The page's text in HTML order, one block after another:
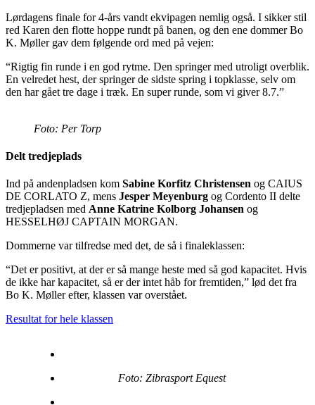
Lørdagens finale for 4-års vandt ekvipagen nemlig også. I sikker stil
red Karen den flotte hoppe rundt på banen, og den ene dommer Bo
K. Møller gav dem følgende ord med på vejen:
“Rigtig fin runde i en god rytme. Den springer med utroligt overblik.
En velredet hest, der springer de sidste spring i topklasse, selv om
den har gået tre dage i træk. En super runde, som vi giver 8.7.”
Foto: Per Torp
Delt tredjeplads
Ind på andenpladsen kom Sabine Korfitz Christensen og CAIUS
DE CORLATO Z, mens Jesper Meyenburg og Cordento II delte
tredjepladsen med Anne Katrine Kolborg Johansen og
HESSELHØJ CAPTAIN MORGAN.
Dommerne var tilfredse med det, de så i finaleklassen:
“Det er positivt, at der er så mange heste med så god kapacitet. Hvis
de ikke har kapacitet, så er der intet håb for fremtiden,” lød det fra
Bo K. Møller efter, klassen var overstået.
Resultat for hele klassen
Foto: Zibrasport Equest